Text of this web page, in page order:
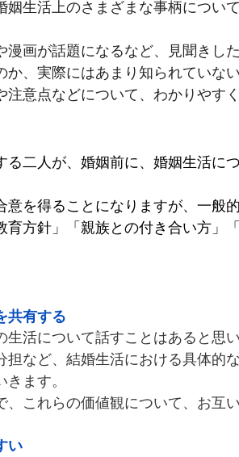
生活上のさまざまな事柄につい
画が話題になるなど、見聞きし
、実際にはあまり知られていな
意点などについて、わかりやす
る二人が、婚姻前に、婚姻生活に
を得ることになりますが、一般
育方針」「親族との付き合い方」
共有する
活について話すことはあると思
担など、結婚生活における具体的
ます。
、これらの価値観について、お互
い